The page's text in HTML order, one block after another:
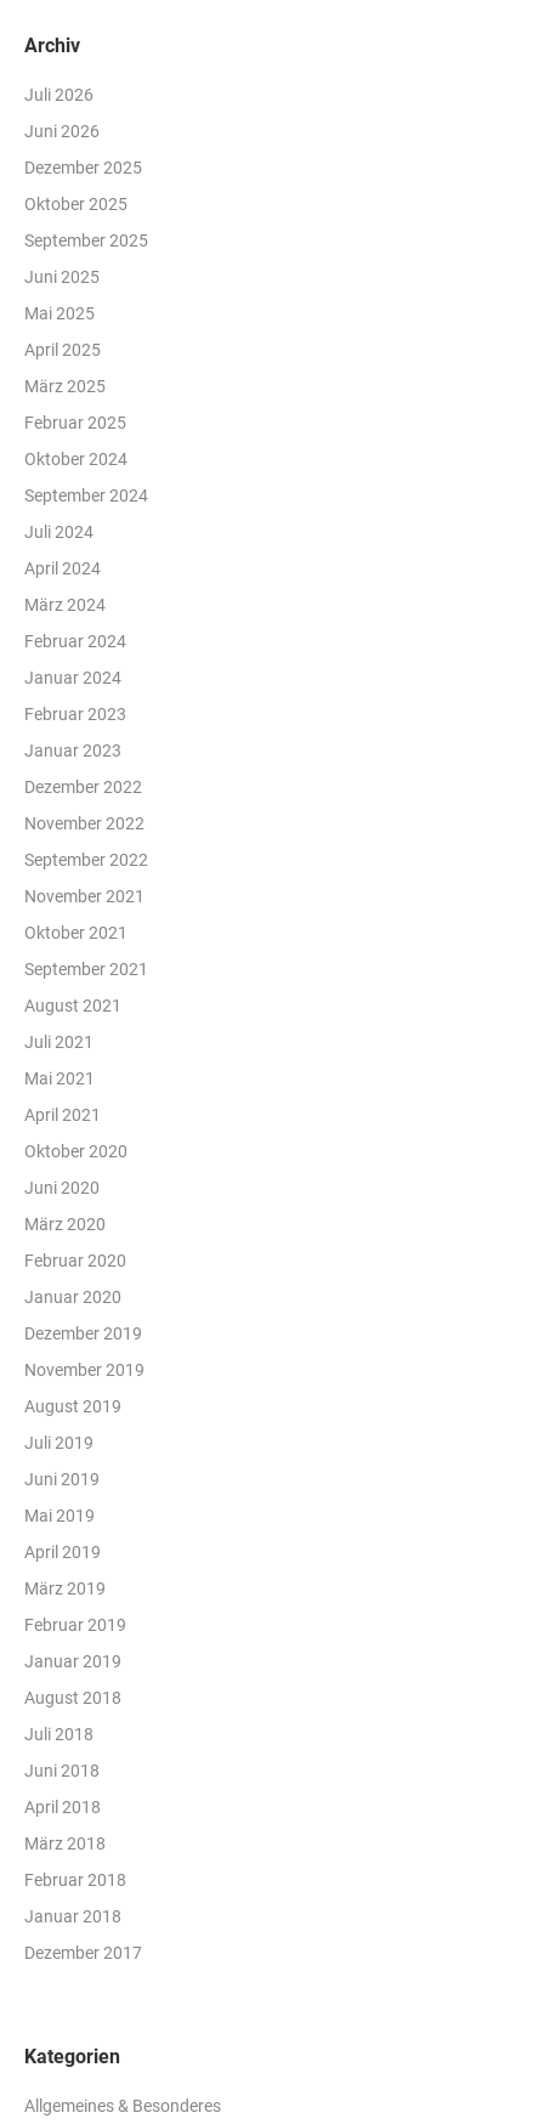
Archiv
Juli 2026
Juni 2026
Dezember 2025
Oktober 2025
September 2025
Juni 2025
Mai 2025
April 2025
März 2025
Februar 2025
Oktober 2024
September 2024
Juli 2024
April 2024
März 2024
Februar 2024
Januar 2024
Februar 2023
Januar 2023
Dezember 2022
November 2022
September 2022
November 2021
Oktober 2021
September 2021
August 2021
Juli 2021
Mai 2021
April 2021
Oktober 2020
Juni 2020
März 2020
Februar 2020
Januar 2020
Dezember 2019
November 2019
August 2019
Juli 2019
Juni 2019
Mai 2019
April 2019
März 2019
Februar 2019
Januar 2019
August 2018
Juli 2018
Juni 2018
April 2018
März 2018
Februar 2018
Januar 2018
Dezember 2017
Kategorien
Allgemeines & Besonderes